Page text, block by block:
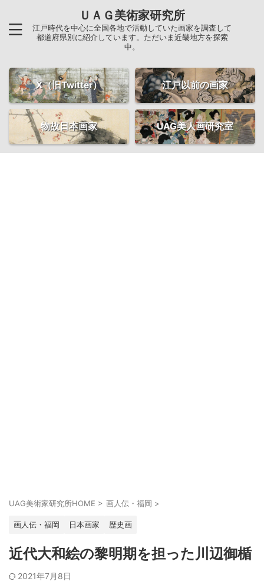
ＵＡＧ美術家研究所
江戸時代を中心に全国各地で活動していた画家を調査して
都道府県別に紹介しています。ただいま近畿地方を探索
中。
X（旧Twitter） 江戸以前の画家
物故日本画家 UAG美人画研究室
UAG美術家研究所HOME > 画人伝・福岡 >
画人伝・福岡 日本画家 歴史画
近代大和絵の黎明期を担った川辺御楯
2021年7月8日